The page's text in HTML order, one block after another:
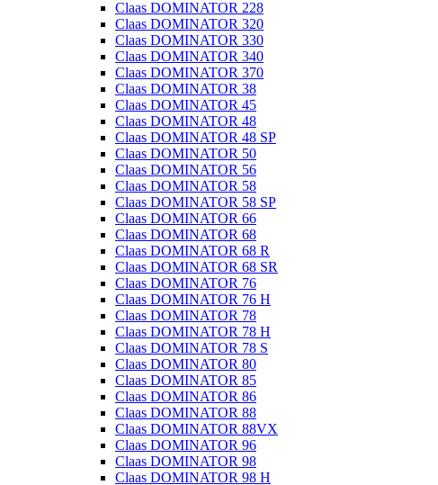
Claas DOMINATOR 228
Claas DOMINATOR 320
Claas DOMINATOR 330
Claas DOMINATOR 340
Claas DOMINATOR 370
Claas DOMINATOR 38
Claas DOMINATOR 45
Claas DOMINATOR 48
Claas DOMINATOR 48 SP
Claas DOMINATOR 50
Claas DOMINATOR 56
Claas DOMINATOR 58
Claas DOMINATOR 58 SP
Claas DOMINATOR 66
Claas DOMINATOR 68
Claas DOMINATOR 68 R
Claas DOMINATOR 68 SR
Claas DOMINATOR 76
Claas DOMINATOR 76 H
Claas DOMINATOR 78
Claas DOMINATOR 78 H
Claas DOMINATOR 78 S
Claas DOMINATOR 80
Claas DOMINATOR 85
Claas DOMINATOR 86
Claas DOMINATOR 88
Claas DOMINATOR 88VX
Claas DOMINATOR 96
Claas DOMINATOR 98
Claas DOMINATOR 98 H